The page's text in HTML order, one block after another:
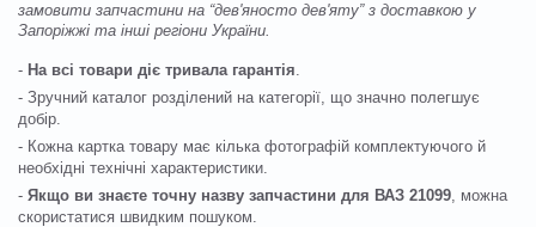
замовити запчастини на “дев'яносто дев'яту” з доставкою у
Запоріжжі та інші регіони України.
- На всі товари діє тривала гарантія
- Зручний каталог розділений на категорії, що значно полегшує
добір.
- Кожна картка товару має кілька фотографій комплектуючого й
необхідні технічні характеристики.
- Якщо ви знаєте точну назву запчастини для ВАЗ 21099 , можна
скористатися швидким пошуком.